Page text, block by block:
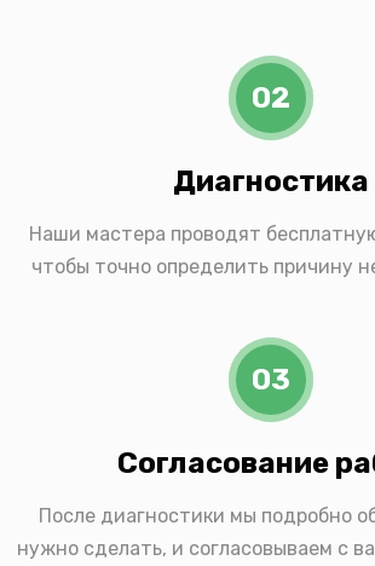
02
Диагностика
Наши мастера проводят
чтобы точно определить причину
03
Согласование
После диагностики мы подробно
нужно сделать, и согласовываем с